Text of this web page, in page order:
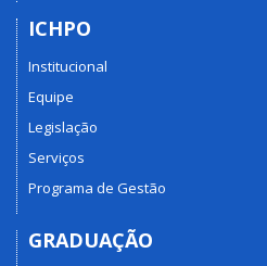
ICHPO
Institucional
Equipe
Legislação
Serviços
Programa de Gestão
GRADUAÇÃO